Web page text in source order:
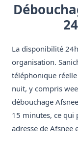
La disponibilité
organisation.
téléphonique
nuit, y compris
débouchage
15 minutes, ce
adresse de Afsnee